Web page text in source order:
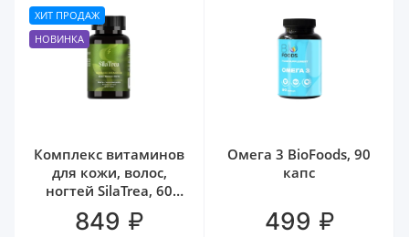
ХИТ ПРОДАЖ
НОВИНКА
Комплекс витаминов
для кожи, волос,
ногтей SilaTrea, 60
капс
849 ₽
Омега 3 BioFoods, 90
капс
499 ₽